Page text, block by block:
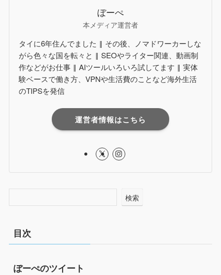
ぼーぺ
本メディア運営者
タイに6年住んでました ‖ その後、ノマドワーカーしな
がら色々な国を転々と ‖ SEOやライター関連、動画制
作などがお仕事 ‖ AIツールいろいろ試してます ‖ 実体
験ベースで働き方、VPNや生活費のことなど海外生活
のTIPSを発信
運営者情報はこちら
検索
目次
ぼーぺのツイート